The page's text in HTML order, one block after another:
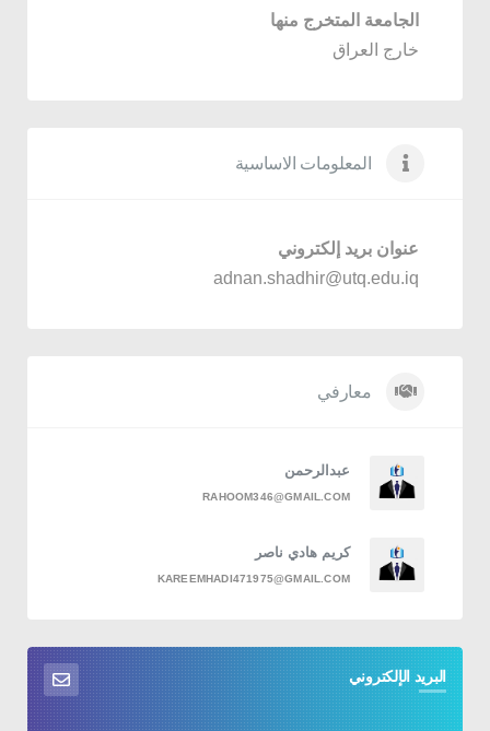
الجامعة المتخرج منها
خارج العراق
المعلومات الاساسية
عنوان بريد إلكتروني
adnan.shadhir@utq.edu.iq
معارفي
عبدالرحمن
RAHOOM346@GMAIL.COM
كريم هادي ناصر
KAREEMHADI471975@GMAIL.COM
البريد الإلكتروني